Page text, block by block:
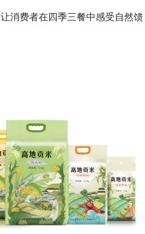
消费者在四季三餐中感受自然馈